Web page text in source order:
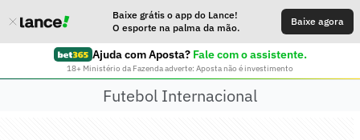
Baixe grátis o app do Lance!
O esporte na palma da mão.
Baixe agora
Ajuda com Aposta? Fale com o assistente.
18+ Ministério da Fazenda adverte: Aposta não é investimento
Futebol Internacional